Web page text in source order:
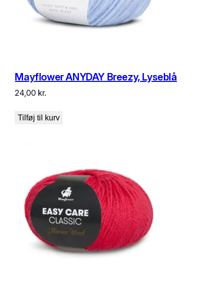
Mayflower ANYDAY Breezy, Lyseblå
24,00kr.
Tilføj til kurv